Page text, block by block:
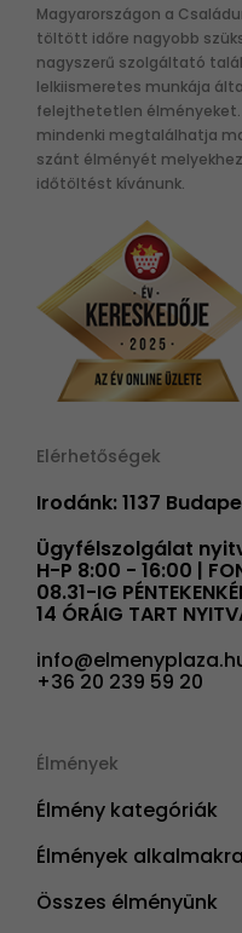
Magyarországon a
töltött időre nagyobb
nagyszerű szolgáltató
lelkiismeretes munkája
felejthetetlen
mindenki megtalálhatja
szánt élményét
időtöltést kívánunk.
Elérhetőségek
Irodánk: 1137
Ügyfélszolgálat
H-P 8:00 - 16:00 |
08.31-IG
14 ÓRÁIG TART
+36 20 239 59 20
Élmények
Élmény kategóriák
Élmények alkalmakra
Összes élményünk